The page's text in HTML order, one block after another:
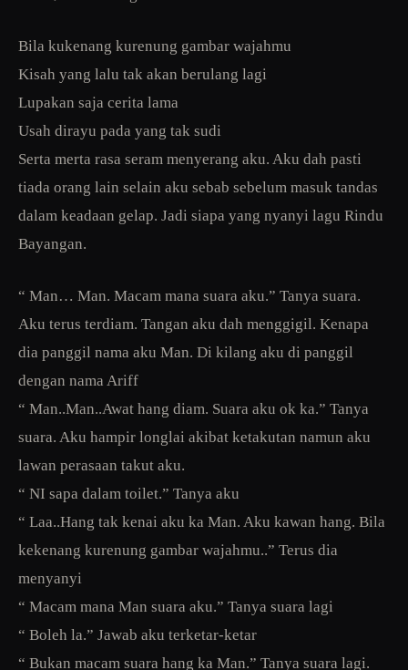
Bila kukenang kurenung gambar wajahmu
Kisah yang lalu tak akan berulang lagi
Lupakan saja cerita lama
Usah dirayu pada yang tak sudi
Serta merta rasa seram menyerang aku. Aku dah pasti
tiada orang lain selain aku sebab sebelum masuk tandas
dalam keadaan gelap. Jadi siapa yang nyanyi lagu Rindu
Bayangan.
“ Man… Man. Macam mana suara aku.” Tanya suara.
Aku terus terdiam. Tangan aku dah menggigil. Kenapa
dia panggil nama aku Man. Di kilang aku di panggil
dengan nama Ariff
“ Man..Man..Awat hang diam. Suara aku ok ka.” Tanya
suara. Aku hampir longlai akibat ketakutan namun aku
lawan perasaan takut aku.
“ NI sapa dalam toilet.” Tanya aku
“ Laa..Hang tak kenai aku ka Man. Aku kawan hang. Bila
kekenang kurenung gambar wajahmu..” Terus dia
menyanyi
“ Macam mana Man suara aku.” Tanya suara lagi
“ Boleh la.” Jawab aku terketar-ketar
“ Bukan macam suara hang ka Man.” Tanya suara lagi.